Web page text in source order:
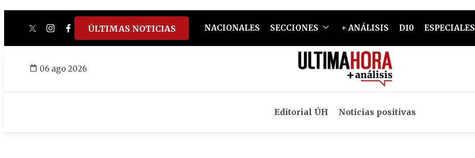
twitterinstagram
facebook
tiktokyoutube
spotify
ÚLTIMAS NOTICIAS NACIONALES SECCIONES + ANÁLISIS D10 ESPECIALES
06 ago 2026
Editorial ÚH Noticias positivas